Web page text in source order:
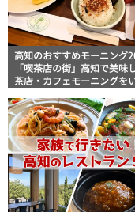
高知のおすすめモーニング
「喫茶店の街」高知で美味
茶店・カフェモーニングを